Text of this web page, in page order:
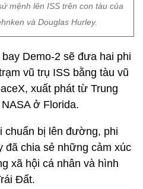
mệnh lên ISS trên con tàu của
và Douglas Hurley.
Demo-2 sẽ đưa hai phi
vũ trụ ISS bằng tàu vũ
xuất phát từ Trung
ở Florida.
chuẩn bị lên đường, phi
đã chia sẻ những cảm xúc
xã hội cá nhân và hình
Đất.